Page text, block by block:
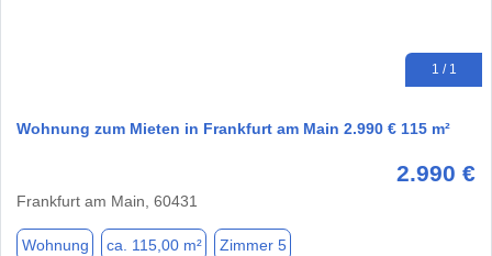
1 / 1
Wohnung zum Mieten in Frankfurt am Main 2.990 € 115 m²
2.990 €
Frankfurt am Main, 60431
Wohnung ca. 115,00 m² Zimmer 5